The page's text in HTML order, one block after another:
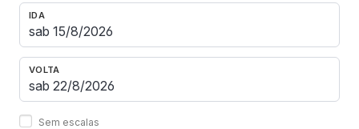
IDA
VOLTA
Sem escalas